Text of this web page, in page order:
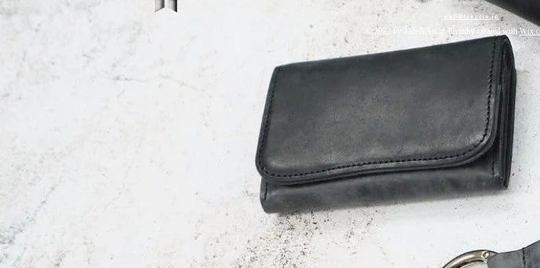
革小物造/OEM
株式会社フレッチャ
© 2023 by Jade&Andy. Proudly created with
web@freccia.jp